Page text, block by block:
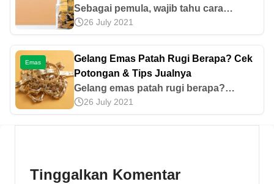
Sebagai pemula, wajib tahu cara
investasi emas di bank dan Pegadaian.
Prosesnya cepat, mudah, dan juga
aman. Berikut informasi dan tipsnya.
26 July 2021
Emas
Gelang Emas Patah Rugi Berapa? Cek
Potongan & Tips Jualnya
Gelang emas patah rugi berapa?
Umumnya 5–10% dari harga emas atau
lebih. Simak persentase potongannya
26 July 2021
Tinggalkan Komentar